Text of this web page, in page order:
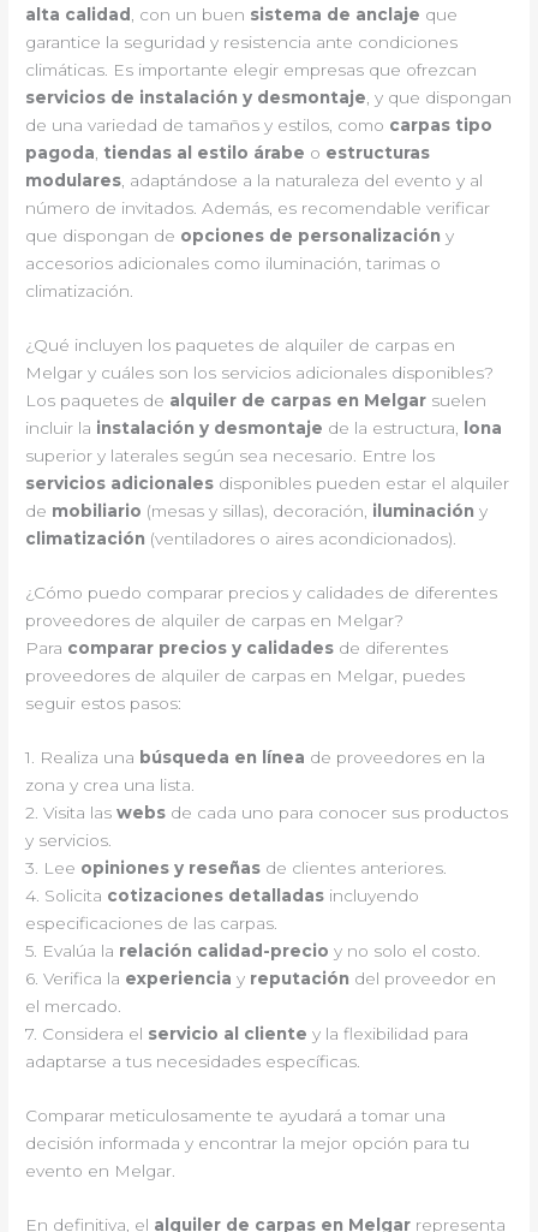
alta calidad , con un buen sistema de anclaje que
garantice la seguridad y resistencia ante condiciones
climáticas. Es importante elegir empresas que ofrezcan
servicios de instalación y desmontaje, y que dispongan
de una variedad de tamaños y estilos, como carpas tipo
pagoda, tiendas al estilo árabe o estructuras
modulares, adaptándose a la naturaleza del evento y al
número de invitados. Además, es recomendable verificar
que dispongan de opciones de personalización y
accesorios adicionales como iluminación, tarimas o
climatización.
¿Qué incluyen los paquetes de alquiler de carpas en
Melgar y cuáles son los servicios adicionales disponibles?
Los paquetes de alquiler de carpas en Melgar suelen
incluir la instalación y desmontaje de la estructura,
lona
superior y laterales según sea necesario. Entre los
servicios adicionales disponibles pueden estar el alquiler
de mobiliario (mesas y sillas), decoración, iluminación y
climatización (ventiladores o aires acondicionados).
¿Cómo puedo comparar precios y calidades de diferentes
proveedores de alquiler de carpas en Melgar?
Para comparar precios y calidades de diferentes
proveedores de alquiler de carpas en Melgar, puedes
seguir estos pasos:
1. Realiza una búsqueda en línea de proveedores en la
zona y crea una lista.
2. Visita laswebs de cada uno para conocer sus productos
y servicios.
3. Lee opiniones y reseñas de clientes anteriores.
4. Solicita cotizaciones detalladas incluyendo
especificaciones de las carpas.
5. Evalúa la relación calidad-precio y no solo el costo.
6. Verifica la experiencia y reputación del proveedor en
el mercado.
7. Considera el servicio al cliente y la flexibilidad para
adaptarse a tus necesidades específicas.
Comparar meticulosamente te ayudará a tomar una
decisión informada y encontrar la mejor opción para tu
evento en Melgar.
En definitiva, el alquiler de carpas en Melgar representa